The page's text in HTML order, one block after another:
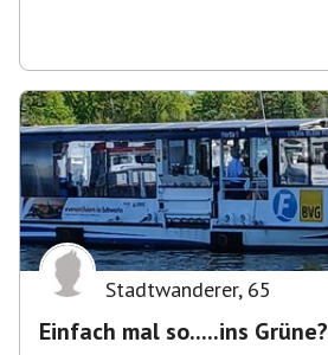
Stadtwanderer, 65
Einfach mal so.....ins Grüne?